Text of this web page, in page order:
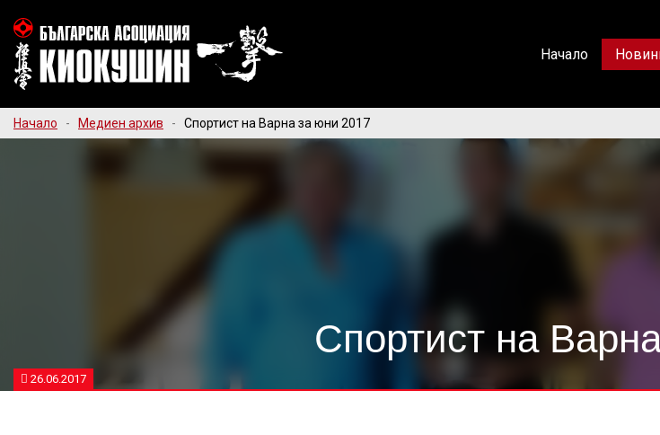
Начало
Начало - Медиен архив - Спортист на Варна за юни 2017
Спортист на
26.06.2017